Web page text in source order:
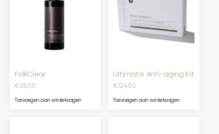
FolliClear
€35,00
Toevoegen aan winkelwagen
Ultimate Anti-aging Kit
€124,50
Toevoegen aan winkelwagen